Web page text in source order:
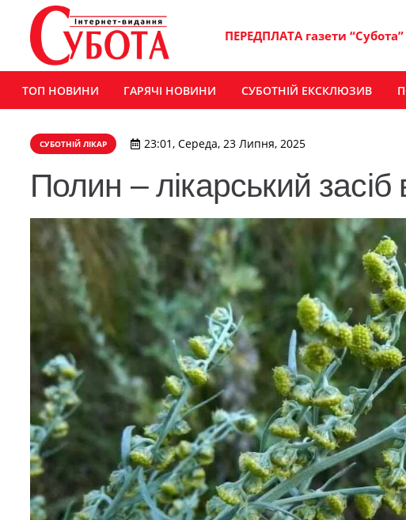
ПЕРЕДПЛАТА газети “Субота”
ТОП НОВИНИ ГАРЯЧІ НОВИНИ СУБОТНІЙ ЕКСКЛЮЗИВ
СУБОТНІЙ ЛІКАР 23:01, Середа, 23 Липня, 2025
Полин – лікарський засіб